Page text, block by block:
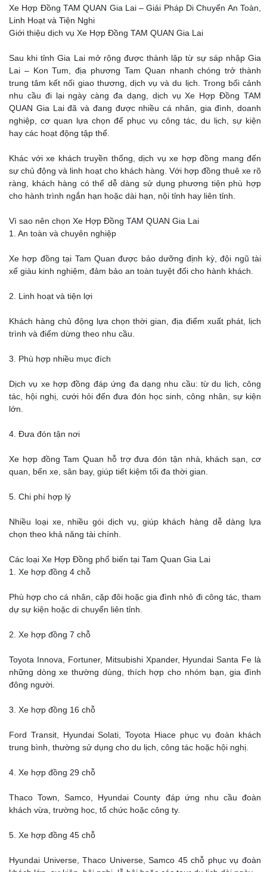
Xe Hợp Đồng TAM QUAN Gia Lai – Giải Pháp Di Chuyển An Toàn,
Linh Hoạt và Tiện Nghi
Giới thiệu dịch vụ Xe Hợp Đồng TAM QUAN Gia Lai
Sau khi tỉnh Gia Lai mở rộng được thành lập từ sự sáp nhập Gia
Lai – Kon Tum, địa phương Tam Quan nhanh chóng trở thành
trung tâm kết nối giao thương, dịch vụ và du lịch. Trong bối cảnh
nhu cầu đi lại ngày càng đa dạng, dịch vụ Xe Hợp Đồng TAM
QUAN Gia Lai đã và đang được nhiều cá nhân, gia đình, doanh
nghiệp, cơ quan lựa chọn để phục vụ công tác, du lịch, sự kiện
hay các hoạt động tập thể.
Khác với xe khách truyền thống, dịch vụ xe hợp đồng mang đến
sự chủ động và linh hoạt cho khách hàng. Với hợp đồng thuê xe rõ
ràng, khách hàng có thể dễ dàng sử dụng phương tiện phù hợp
cho hành trình ngắn hạn hoặc dài hạn, nội tỉnh hay liên tỉnh.
Vì sao nên chọn Xe Hợp Đồng TAM QUAN Gia Lai
1. An toàn và chuyên nghiệp
Xe hợp đồng tại Tam Quan được bảo dưỡng định kỳ, đội ngũ tài
xế giàu kinh nghiệm, đảm bảo an toàn tuyệt đối cho hành khách.
2. Linh hoạt và tiện lợi
Khách hàng chủ động lựa chọn thời gian, địa điểm xuất phát, lịch
trình và điểm dừng theo nhu cầu.
3. Phù hợp nhiều mục đích
Dịch vụ xe hợp đồng đáp ứng đa dạng nhu cầu: từ du lịch, công
tác, hội nghị, cưới hỏi đến đưa đón học sinh, công nhân, sự kiện
lớn.
4. Đưa đón tận nơi
Xe hợp đồng Tam Quan hỗ trợ đưa đón tận nhà, khách sạn, cơ
quan, bến xe, sân bay, giúp tiết kiệm tối đa thời gian.
5. Chi phí hợp lý
Nhiều loại xe, nhiều gói dịch vụ, giúp khách hàng dễ dàng lựa
chọn theo khả năng tài chính.
Các loại Xe Hợp Đồng phổ biến tại Tam Quan Gia Lai
1. Xe hợp đồng 4 chỗ
Phù hợp cho cá nhân, cặp đôi hoặc gia đình nhỏ đi công tác, tham
dự sự kiện hoặc di chuyển liên tỉnh.
2. Xe hợp đồng 7 chỗ
Toyota Innova, Fortuner, Mitsubishi Xpander, Hyundai Santa Fe là
những dòng xe thường dùng, thích hợp cho nhóm bạn, gia đình
đông người.
3. Xe hợp đồng 16 chỗ
Ford Transit, Hyundai Solati, Toyota Hiace phục vụ đoàn khách
trung bình, thường sử dụng cho du lịch, công tác hoặc hội nghị.
4. Xe hợp đồng 29 chỗ
Thaco Town, Samco, Hyundai County đáp ứng nhu cầu đoàn
khách vừa, trường học, tổ chức hoặc công ty.
5. Xe hợp đồng 45 chỗ
Hyundai Universe, Thaco Universe, Samco 45 chỗ phục vụ đoàn